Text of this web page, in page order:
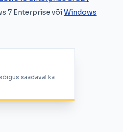
7 Enterprise võiWindows
saadaval ka